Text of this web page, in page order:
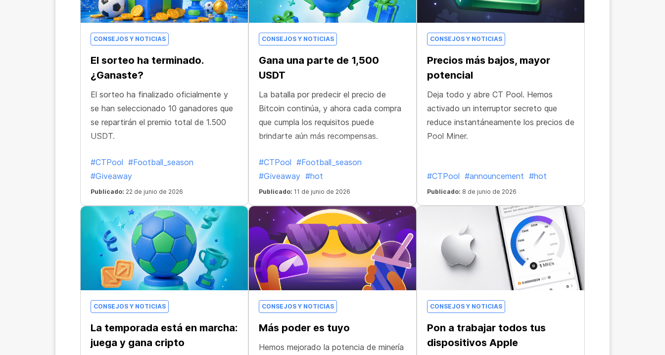
CONSEJOS Y NOTICIAS
El sorteo ha terminado.
¿Ganaste?
El sorteo ha finalizado oficialmente y
se han seleccionado 10 ganadores que
se repartirán el premio total de 1.500
USDT.
#CTPool #Football_season
#Giveaway
Publicado: 22 de junio de 2026
CONSEJOS Y NOTICIAS
Gana una parte de 1,500
USDT
La batalla por predecir el precio de
Bitcoin continúa, y ahora cada compra
que cumpla los requisitos puede
brindarte aún más recompensas.
#CTPool #Football_season
#Giveaway #hot
Publicado: 11 de junio de 2026
CONSEJOS Y NOTICIAS
Precios más bajos, mayor
potencial
Deja todo y abre CT Pool. Hemos
activado un interruptor secreto que
reduce instantáneamente los precios de
Pool Miner.
#CTPool #announcement #hot
Publicado: 8 de junio de 2026
CONSEJOS Y NOTICIAS
La temporada está en marcha:
juega y gana cripto
CONSEJOS Y NOTICIAS
Más poder es tuyo
Hemos mejorado la potencia de minería
CONSEJOS Y NOTICIAS
Pon a trabajar todos tus
dispositivos Apple